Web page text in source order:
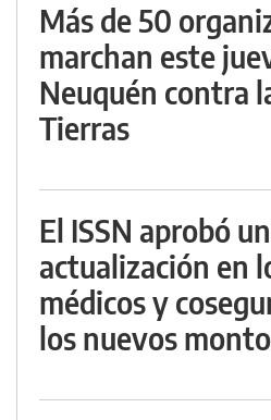
Más de 50
marchan este
Neuquén contra
Tierras
El ISSN aprobó
actualización en
médicos y
los nuevos